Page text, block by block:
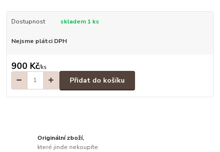
Dostupnost skladem 1 ks
Nejsme plátci DPH
900 Kč/ks
Přidat do košíku
Originální zboží,
které jinde nekoupíte